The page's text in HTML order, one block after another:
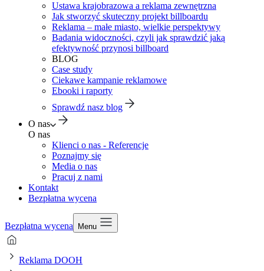
Ustawa krajobrazowa a reklama zewnętrzna
Jak stworzyć skuteczny projekt billboardu
Reklama – małe miasto, wielkie perspektywy
Badania widoczności, czyli jak sprawdzić jaką
efektywność przynosi billboard
BLOG
Case study
Ciekawe kampanie reklamowe
Ebooki i raporty
Sprawdź nasz blog
O nas
O nas
Klienci o nas - Referencje
Poznajmy się
Media o nas
Pracuj z nami
Kontakt
Bezpłatna wycena
Bezpłatna wycena Menu
Reklama DOOH